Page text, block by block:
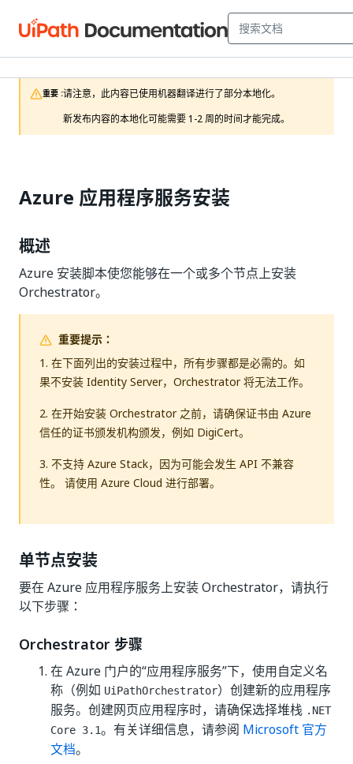
重要 :请注意，此内容已使用机器翻译进行了部分本地化。
新发布内容的本地化可能需要 1-2 周的时间才能完成。
Azure 应用程序服务安装
概述
Azure 安装脚本使您能够在一个或多个节点上安装
Orchestrator。
重要提示：
1. 在下面列出的安装过程中，所有步骤都是必需的。如
果不安装 Identity Server，Orchestrator 将无法工作。
2. 在开始安装 Orchestrator 之前，请确保证书由 Azure
信任的证书颁发机构颁发，例如 DigiCert。
3. 不支持 Azure Stack，因为可能会发生 API 不兼容
性。 请使用 Azure Cloud 进行部署。
单节点安装
要在 Azure 应用程序服务上安装 Orchestrator，请执行
以下步骤：
Orchestrator 步骤
在 Azure 门户的“应用程序服务”下，使用自定义名
称（例如 UiPathOrchestrator）创建新的应用程序
服务。创建网页应用程序时，请确保选择堆栈 .NET
Core 3.1。有关详细信息，请参阅 Microsoft 官方
文档。